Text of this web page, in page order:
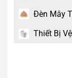
Đèn Mây
Thiết Bị